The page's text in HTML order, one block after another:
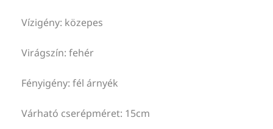
Vízigény: közepes
Virágszín: fehér
Fényigény: fél árnyék
Várható cserépméret: 15cm